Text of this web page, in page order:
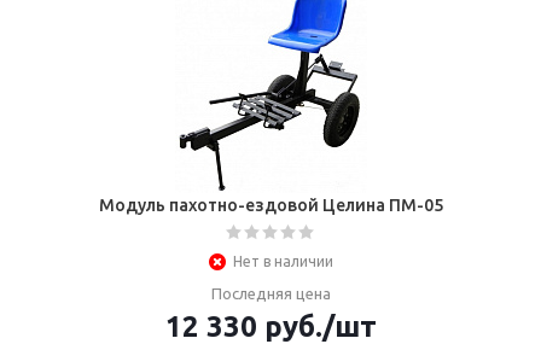
Модуль пахотно-ездовой Целина ПМ-05
Нет в наличии
Последняя цена
12 330 руб./шт